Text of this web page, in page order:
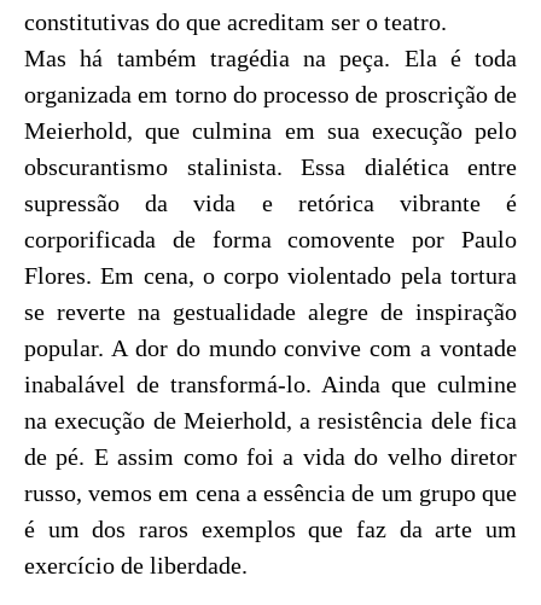
constitutivas do que acreditam ser o teatro.
Mas há também tragédia na peça. Ela é toda
organizada em torno do processo de proscrição de
Meierhold, que culmina em sua execução pelo
obscurantismo stalinista. Essa dialética entre
supressão da vida e retórica vibrante é
corporificada de forma comovente por Paulo
Flores. Em cena, o corpo violentado pela tortura
se reverte na gestualidade alegre de inspiração
popular. A dor do mundo convive com a vontade
inabalável de transformá-lo. Ainda que culmine
na execução de Meierhold, a resistência dele fica
de pé. E assim como foi a vida do velho diretor
russo, vemos em cena a essência de um grupo que
é um dos raros exemplos que faz da arte um
exercício de liberdade.